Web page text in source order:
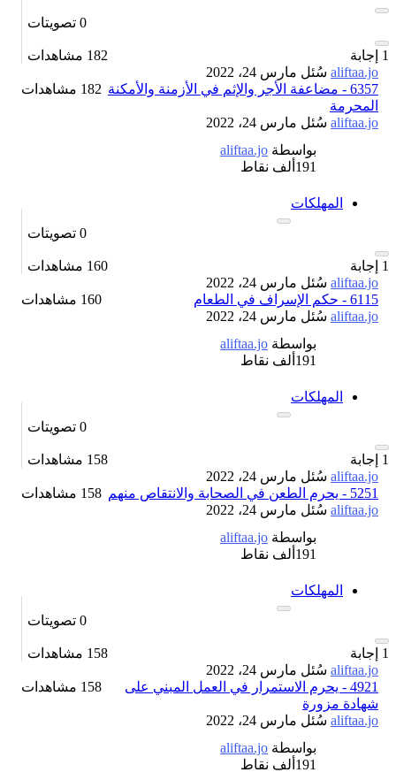
0 تصويتات
1 إجابة 182 مشاهدات
aliftaa.jo سُئل مارس 24، 2022
182 مشاهدات 6357 - مضاعفة الأجر والإثم في الأزمنة والأمكنة
المحرمة
aliftaa.jo سُئل مارس 24، 2022
بواسطة aliftaa.jo
191ألف
نقاط
المهلكات
0 تصويتات
1 إجابة 160 مشاهدات
aliftaa.jo سُئل مارس 24، 2022
160 مشاهدات
6115 - حكم الإسراف في الطعام
aliftaa.jo سُئل مارس 24، 2022
بواسطة aliftaa.jo
191ألف
نقاط
المهلكات
0 تصويتات
1 إجابة 158 مشاهدات
aliftaa.jo سُئل مارس 24، 2022
158 مشاهدات
5251 - يحرم الطعن في الصحابة والانتقاص منهم
aliftaa.jo سُئل مارس 24، 2022
بواسطة aliftaa.jo
191ألف
نقاط
المهلكات
0 تصويتات
1 إجابة 158 مشاهدات
aliftaa.jo سُئل مارس 24، 2022
158 مشاهدات
4921 - يحرم الاستمرار في العمل المبني على
شهادة مزورة
aliftaa.jo سُئل مارس 24، 2022
بواسطة aliftaa.jo
191ألف
نقاط